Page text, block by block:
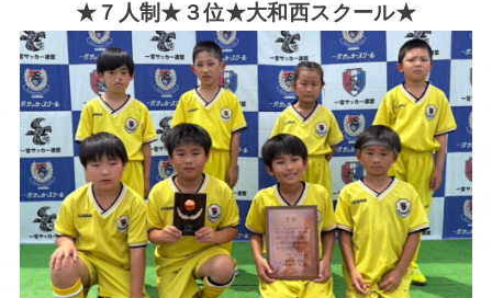
★７人制★３位★大和西スクール★